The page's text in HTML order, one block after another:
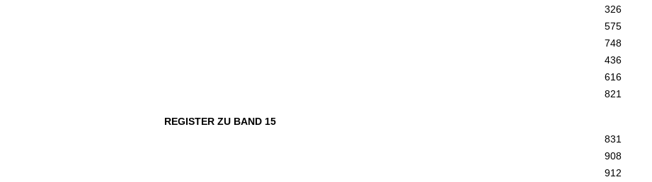
326
575
748
436
616
821
REGISTER ZU BAND 15
831
908
912